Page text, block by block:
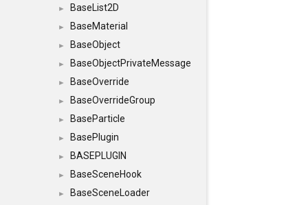
► BaseList2D
► BaseMaterial
► BaseObject
► BaseObjectPrivateMessage
► BaseOverride
► BaseOverrideGroup
► BaseParticle
► BasePlugin
► BASEPLUGIN
► BaseSceneHook
► BaseSceneLoader